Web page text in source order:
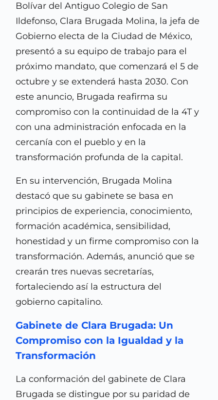
Bolívar del Antiguo Colegio de San
Ildefonso, Clara Brugada Molina, la jefa de
Gobierno electa de la Ciudad de México,
presentó a su equipo de trabajo para el
próximo mandato, que comenzará el 5 de
octubre y se extenderá hasta 2030. Con
este anuncio, Brugada reafirma su
compromiso con la continuidad de la 4T y
con una administración enfocada en la
cercanía con el pueblo y en la
transformación profunda de la capital.
En su intervención, Brugada Molina
destacó que su gabinete se basa en
principios de experiencia, conocimiento,
formación académica, sensibilidad,
honestidad y un firme compromiso con la
transformación. Además, anunció que se
crearán tres nuevas secretarías,
fortaleciendo así la estructura del
gobierno capitalino.
Gabinete de Clara Brugada: Un
Compromiso con la Igualdad y la
Transformación
La conformación del gabinete de Clara
Brugada se distingue por su paridad de